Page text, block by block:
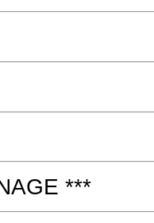
***